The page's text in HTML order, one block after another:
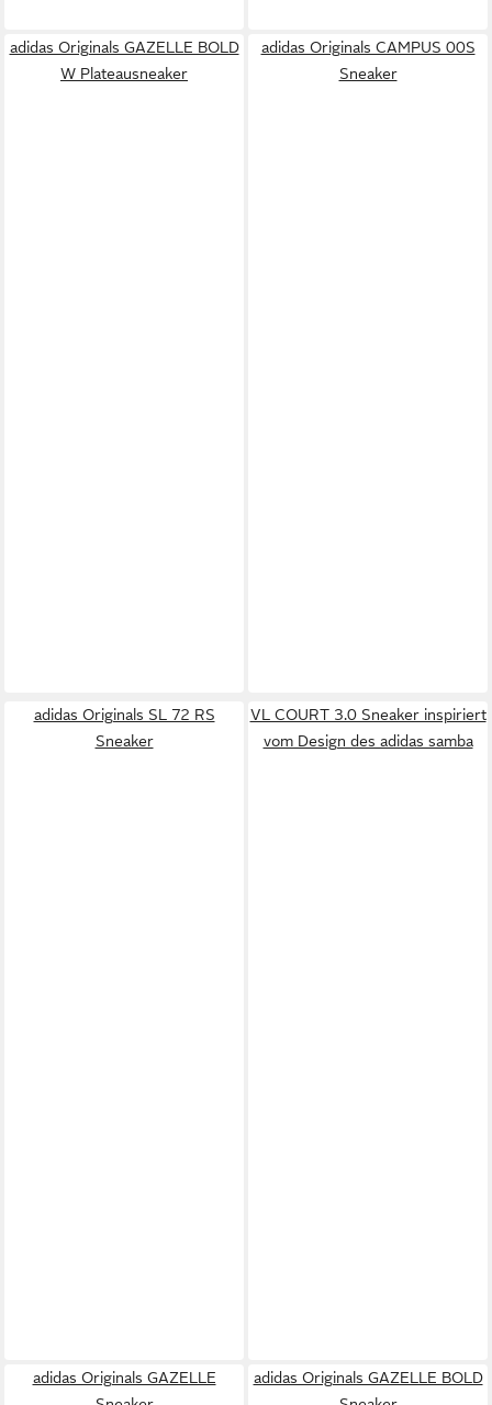
adidas Originals GAZELLE BOLD
W Plateausneaker
adidas Originals CAMPUS 00S
Sneaker
adidas Originals SL 72 RS
Sneaker
VL COURT 3.0 Sneaker inspiriert
vom Design des adidas samba
adidas Originals GAZELLE
adidas Originals GAZELLE BOLD